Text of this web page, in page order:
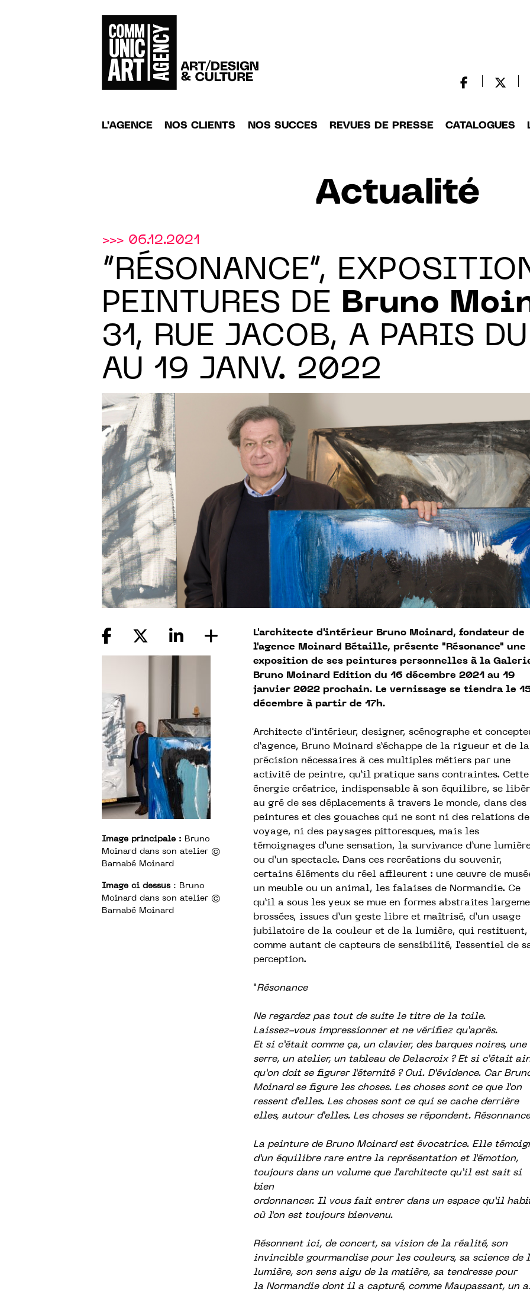
L'AGENCE NOS CLIENTS NOS SUCCES REVUES DE PRESSE CATALOGUES
Actualité
>>> 06.12.2021
“RÉSONANCE“,
PEINTURES DE Bruno
31, RUE JACOB, A PARIS
AU 19 JANV. 2022
Image principale :
Bruno
Moinard dans son atelier ©
Barnabé Moinard
Image ci dessus : Bruno
Moinard dans son atelier ©
Barnabé Moinard
L'architecte d'intérieur Bruno Moinard, fondateur de
l'agence Moinard Bétaille, présente "Résonance" une
exposition de ses peintures personnelles à la
Bruno Moinard Edition du 16 décembre 2021 au 19
janvier 2022 prochain. Le vernissage se tiendra le
décembre à partir de 17h.
Architecte d'intérieur, designer, scénographe et
d’agence, Bruno Moinard s’échappe de la rigueur et de la
précision nécessaires à ces multiples métiers par une
activité de peintre, qu’il pratique sans contraintes. Cette
énergie créatrice, indispensable à son équilibre, se
au gré de ses déplacements à travers le monde, dans des
peintures et des gouaches qui ne sont ni des relations de
voyage, ni des paysages pittoresques, mais les
témoignages d’une sensation, la survivance d’une
ou d’un spectacle. Dans ces recréations du souvenir,
certains éléments du réel affleurent : une œuvre de
un meuble ou un animal, les falaises de Normandie. Ce
qu’il a sous les yeux se mue en formes abstraites
brossées, issues d’un geste libre et maîtrisé, d’un usage
jubilatoire de la couleur et de la lumière, qui restituent,
comme autant de capteurs de sensibilité, l’essentiel de
perception.
"Résonance
Ne regardez pas tout de suite le titre de la toile.
Laissez-vous impressionner et ne vérifiez qu’après.
Et si c’était comme ça, un clavier, des barques noires, une
serre, un atelier, un tableau de Delacroix ? Et si c’était
qu’on doit se figurer l’éternité ? Oui. D’évidence. Car
Moinard se figure les choses. Les choses sont ce que l’on
ressent d’elles. Les choses sont ce qui se cache derrière
elles, autour d’elles. Les choses se répondent.
La peinture de Bruno Moinard est évocatrice. Elle
d’un équilibre rare entre la représentation et l’émotion,
toujours dans un volume que l’architecte qu’il est sait si
bien
ordonnancer. Il vous fait entrer dans un espace qu’il
où l’on est toujours bienvenu.
Résonnent ici, de concert, sa vision de la réalité, son
invincible gourmandise pour les couleurs, sa science de
lumière, son sens aigu de la matière, sa tendresse pour
la Normandie dont il a capturé, comme Maupassant, un